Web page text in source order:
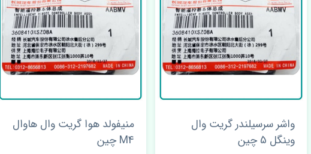
واشر سرسیلندر گریت وال
وینگل 5 چین
منیفولد هوا گریت وال هاوال
M4 چین